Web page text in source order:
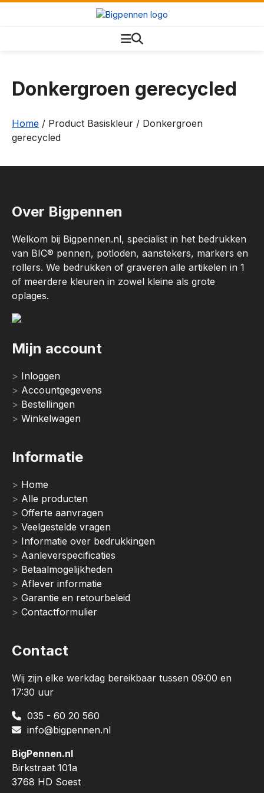
Donkergroen gerecycled
Home / Product Basiskleur / Donkergroen
gerecycled
Over Bigpennen
Welkom bij Bigpennen.nl, specialist in het bedrukken
van BIC® pennen, potloden, aanstekers, markers en
rollers. We bedrukken of graveren alle artikelen in 1
of meerdere kleuren in zowel kleine als grote
oplages.
Mijn account
Inloggen
Accountgegevens
Bestellingen
Winkelwagen
Informatie
Home
Alle producten
Offerte aanvragen
Veelgestelde vragen
Informatie over bedrukkingen
Aanleverspecificaties
Betaalmogelijkheden
Aflever informatie
Garantie en retourbeleid
Contactformulier
Contact
Wij zijn elke werkdag bereikbaar tussen 09:00 en
17:30 uur
035 - 60 20 560
info@bigpennen.nl
BigPennen.nl
Birkstraat 101a
3768 HD Soest